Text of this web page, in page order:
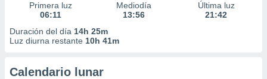
Primera luz
06:11
Mediodía
13:56
Última luz
21:42
Duración del día 14h 25m
Luz diurna restante 10h 41m
Calendario lunar